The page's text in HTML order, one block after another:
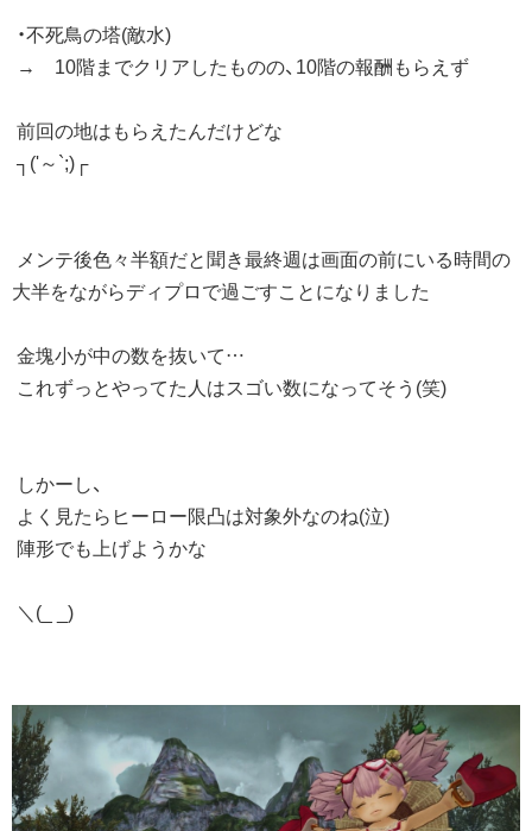
・不死鳥の塔(敵水)
→ 10階までクリアしたものの、10階の報酬もらえず
前回の地はもらえたんだけどな
┐('～`;)┌
メンテ後色々半額だと聞き最終週は画面の前にいる時間の
大半をながらディプロで過ごすことになりました
金塊小が中の数を抜いて…
これずっとやってた人はスゴい数になってそう(笑)
しかーし、
よく見たらヒーロー限凸は対象外なのね(泣)
陣形でも上げようかな
＼(_ _)